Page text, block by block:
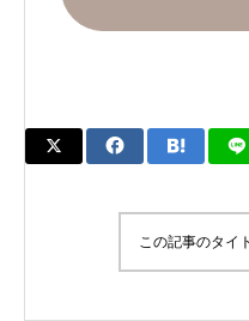
この記事のタイ